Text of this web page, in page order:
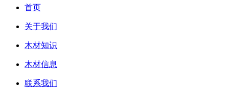
首页
关于我们
木材知识
木材信息
联系我们